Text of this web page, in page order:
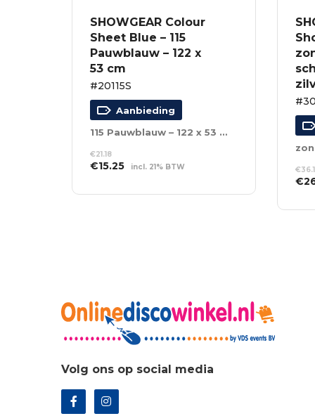
SHOWGEAR Colour
Sheet Blue – 115
Pauwblauw – 122 x
53 cm
#20115S
Aanbieding
115 Pauwblauw – 122 x 53 cm
€21.18
Oorspronkelijke
was:
€15.25Huidige
is:
incl. 21% BTW
WINKELWAGEN
€
€
Volg ons op social media